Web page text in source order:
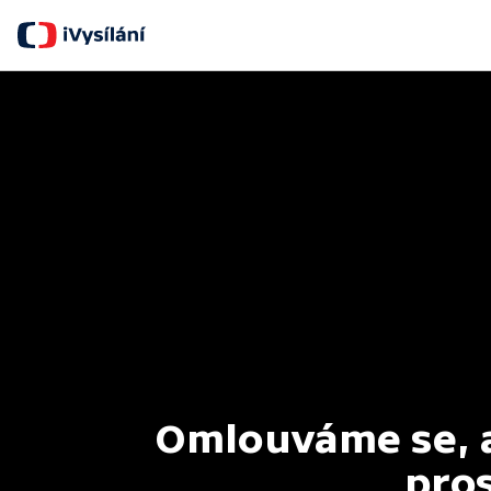
Omlouváme se,